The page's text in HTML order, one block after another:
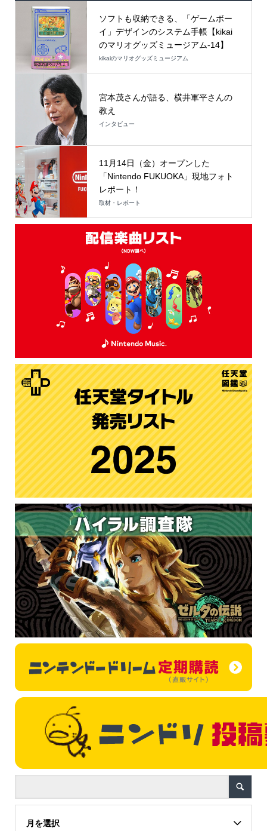
ソフトも収納できる、「ゲームボー
イ」デザインのシステム手帳【kikai
のマリオグッズミュージアム-14】
kikaiのマリオグッズミュージアム
宮本茂さんが語る、横井軍平さんの
教え
インタビュー
11月14日（金）オープンした
「Nintendo FUKUOKA」現地フォト
レポート！
取材・レポート
月を選択